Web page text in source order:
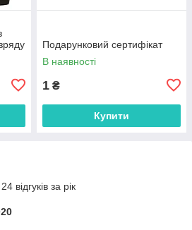
Подарунковий сертифікат
В наявності
1 ₴
Купити
відгуків за рік